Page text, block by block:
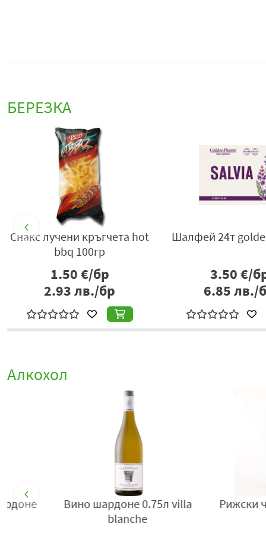
БЕРЕЗКА
Снакс лучени кръгчета hot
bbq 100гр
1.50€/бр
2.93лв./бр
Шалфей 24т
3.50€/
6.85лв./
Алкохол
Кианти резерва 0.75л
джаст роберто
Квас тарас